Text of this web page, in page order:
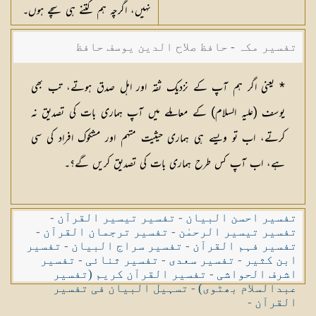
نہیں، اگرچہ ہم کتنے ہی سچے ہوں۔
تفسیر مکہ - حافظ صلاح الدین یوسف حافظ
* یعنی اگر ہم آپ کے نزدیک ثقہ اور اہل صدق ہوتے، تب بھی
یوسف (عليہ السلام) کے معاملے میں آپ ہماری بات کی تصدیق نہ
کرتے، اب تو ویسے ہی ہماری حیثیت متہم اور مشکوک افراد کی سی
ہے، اب آپ کس طرح ہماری بات کی تصدیق کریں گے؟۔
تفسیر احسن البیان - تفسیر تیسیر القرآن -
تفسیر تیسیر الرحمٰن - تفسیر ترجمان القرآن -
تفسیر فہم القرآن - تفسیر سراج البیان - تفسیر
ابن کثیر - تفسیر سعدی - تفسیر ثنائی - تفسیر
اشرف الحواشی - تفسیر القرآن کریم (تفسیر
عبدالسلام بھٹوی)-تسہیل البیان فی تفسیر
القرآن -